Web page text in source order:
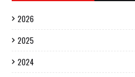
2026
2025
2024